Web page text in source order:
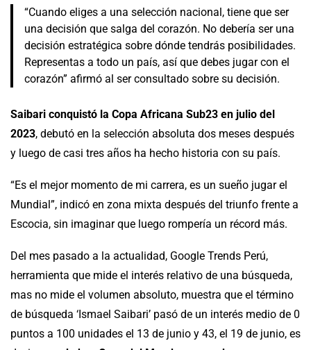
“Cuando eliges a una selección nacional, tiene que ser
una decisión que salga del corazón. No debería ser una
decisión estratégica sobre dónde tendrás posibilidades.
Representas a todo un país, así que debes jugar con el
corazón” afirmó al ser consultado sobre su decisión.
Saibari conquistó la Copa Africana Sub23 en julio del
2023, debutó en la selección absoluta dos meses después
y luego de casi tres años ha hecho historia con su país.
“Es el mejor momento de mi carrera, es un sueño jugar el
Mundial”, indicó en zona mixta después del triunfo frente a
Escocia, sin imaginar que luego rompería un récord más.
Del mes pasado a la actualidad, Google Trends Perú,
herramienta que mide el interés relativo de una búsqueda,
mas no mide el volumen absoluto, muestra que el término
de búsqueda ‘Ismael Saibari’ pasó de un interés medio de 0
puntos a 100 unidades el 13 de junio y 43, el 19 de junio, es